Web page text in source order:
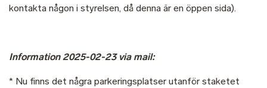
kontakta någon i styrelsen, då denna är en öppen sida).
Information 2025-02-23 via mail:
* Nu finns det några parkeringsplatser utanför staketet